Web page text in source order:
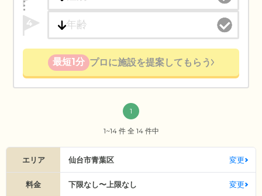
4
最短1分 プロに施設を提案してもらう
1
1~14 件 全 14 件中
エリア 仙台市青葉区 変更
料金 下限なし〜上限なし 変更